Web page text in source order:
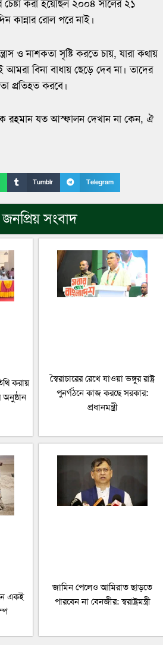
করা হয়েছিল ২০০৪ সালের ২১
কান্নার রোল পরে নাই।
ও নাশকতা সৃষ্টি করতে চায়, যারা কথায়
বিনা বাধায় ছেড়ে দেব না। তাদের
প্রতিহত করবে।
রহমান যত আস্ফালন দেখান না কেন, ঐ
Tumblr Telegram
সংবাদ
করায়
স্বৈরাচারের রেখে যাওয়া ভঙ্গুর রাষ্ট্র
পুনর্গঠনে কাজ করছে সরকার:
প্রধানমন্ত্রী
একই
জামিন পেলেও আমিরাত ছাড়তে
পারবেন না বেনজীর: স্বরাষ্ট্রমন্ত্রী